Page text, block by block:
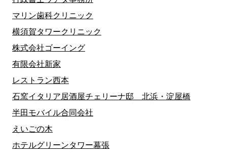
マリン歯科クリニック
横須賀タワークリニック
株式会社ゴーイング
有限会社新家
レストラン西本
石窯イタリア居酒屋チェリーナ邸 北浜・淀屋橋
半田モバイル合同会社
えいごの木
ホテルグリーンタワー幕張